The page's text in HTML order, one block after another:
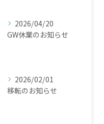
2026/04/20
GW休業のお知らせ
2026/02/01
移転のお知らせ